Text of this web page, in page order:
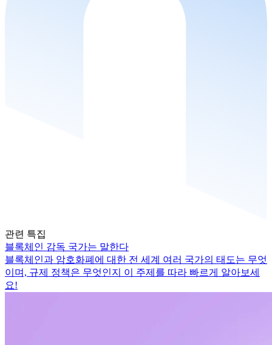
관련 특집
블록체인 감독 국가는 말한다
블록체인과 암호화폐에 대한 전 세계 여러 국가의 태도는 무엇
이며, 규제 정책은 무엇인지 이 주제를 따라 빠르게 알아보세
요!